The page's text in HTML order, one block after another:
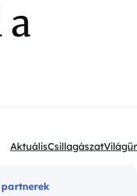
Kategóriák:
AktuálisCsillagászatVilágűr